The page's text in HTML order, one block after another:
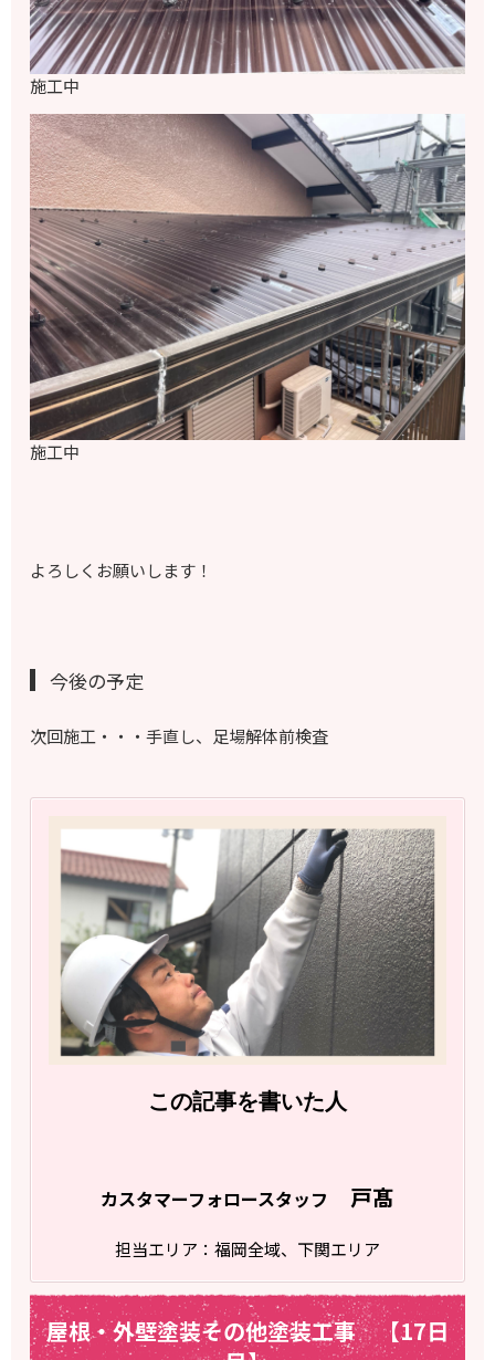
施工中
施工中
よろしくお願いします！
今後の予定
次回施工・・・手直し、足場解体前検査
この記事を書いた人
カスタマーフォロースタッフ 戸髙
担当エリア：福岡全域、下関エリア
屋根・外壁塗装その他塗装工事 【17日